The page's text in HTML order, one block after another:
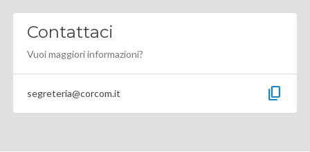
Contattaci
Vuoi maggiori informazioni?
segreteria@corcom.it content_copy